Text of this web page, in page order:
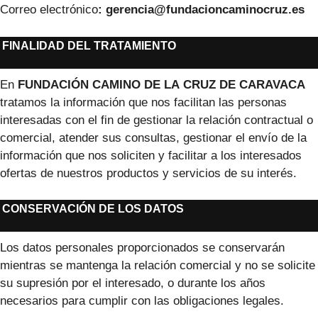
Correo electrónico: gerencia@fundacioncaminocruz.es
FINALIDAD DEL TRATAMIENTO
En FUNDACIÓN CAMINO DE LA CRUZ DE CARAVACA
tratamos la información que nos facilitan las personas
interesadas con el fin de gestionar la relación contractual o
comercial, atender sus consultas, gestionar el envío de la
información que nos soliciten y facilitar a los interesados
ofertas de nuestros productos y servicios de su interés.
CONSERVACIÓN DE LOS DATOS
Los datos personales proporcionados se conservarán
mientras se mantenga la relación comercial y no se solicite
su supresión por el interesado, o durante los años
necesarios para cumplir con las obligaciones legales.